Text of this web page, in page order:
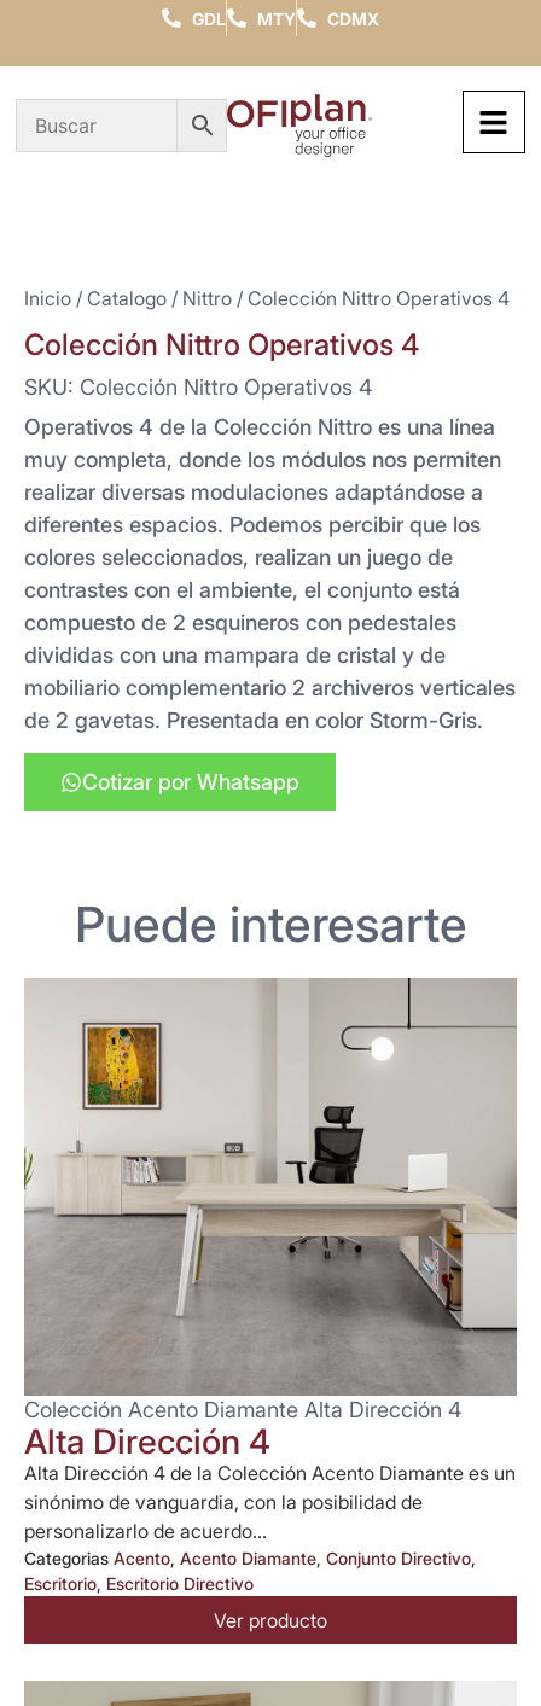
GDL MTY CDMX
Inicio / Catalogo / Nittro / Colección Nittro Operativos 4
Colección Nittro Operativos 4
SKU: Colección Nittro Operativos 4
Operativos 4 de la Colección Nittro es una línea
muy completa, donde los módulos nos permiten
realizar diversas modulaciones adaptándose a
diferentes espacios. Podemos percibir que los
colores seleccionados, realizan un juego de
contrastes con el ambiente, el conjunto está
compuesto de 2 esquineros con pedestales
divididas con una mampara de cristal y de
mobiliario complementario 2 archiveros verticales
de 2 gavetas. Presentada en color Storm-Gris.
Cotizar por Whatsapp
Puede interesarte
Colección Acento Diamante Alta Dirección 4
Alta Dirección 4
Alta Dirección 4 de la Colección Acento Diamante es un
sinónimo de vanguardia, con la posibilidad de
personalizarlo de acuerdo...
Categorias Acento, Acento Diamante, Conjunto Directivo,
Escritorio, Escritorio Directivo
Ver producto